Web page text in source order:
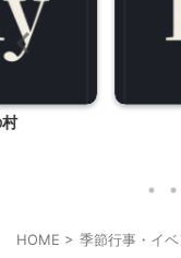
HOME > 季節行事・イベ